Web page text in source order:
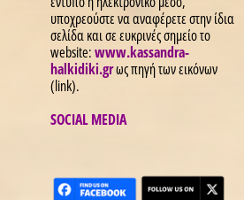
υποχρεούστε να αναφέρετε στην ίδια
σελίδα και σε ευκρινές σημείο το
website:www.kassandra-
halkidiki.grως πηγή των εικόνων
(link).
SOCIAL MEDIA